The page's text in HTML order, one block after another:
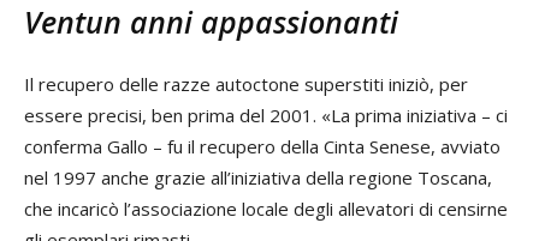
Ventun anni appassionanti
Il recupero delle razze autoctone superstiti iniziò, per
essere precisi, ben prima del 2001. «La prima iniziativa – ci
conferma Gallo – fu il recupero della Cinta Senese, avviato
nel 1997 anche grazie all’iniziativa della regione Toscana,
che incaricò l’associazione locale degli allevatori di censirne